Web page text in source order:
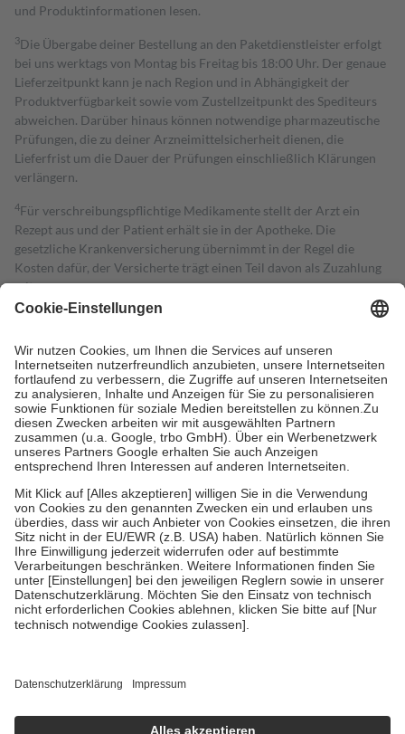
und Produktinformationen lesen.
3Die Übergabe deiner Bestellung an den Paketdienstleister erfolgt
bei uns werktags von Montag bis Freitag bis 18:00 Uhr. Der genaue
Lieferzeitpunkt kann je nach Region und in Abhängigkeit der
Produktverfügbarkeit sowie vom Zustellzeitpunkt des Spediteurs
abweichen. Darüber hinaus können notwendige pharmazeutische
Prüfungen, die zu deiner Arzneimittelsicherheit dienen, die
Lieferfrist um die Dauer der Prüfungen einschließlich Klärungen
verlängern.
4Für verschreibungspflichtige Medikamente stellt der Arzt ein
Rezept aus und der Patient erhält sie in der Apotheke. Die
gesetzliche Krankenversicherung übernimmt in der Regel die
Kosten dafür, der Versicherte trägt einen Teil davon als Zuzahlung
mit.
Grundsätzlich leisten Mitglieder Zuzahlungen in Höhe von zehn
höchstens zehn Euro.
Es sind jedoch nie mehr als die tatsächlichen
Kosten der Leistung zu entrichten.
Diese Regeln gelten grundsätzlich auch für Online-Apotheken.
Bei Heilmitteln und häuslicher Krankenpflege beträgt die
Zuzahlung zehn Prozent der Kosten sowie zehn Euro je
Verordnung.
Um das Engagement der Versicherten für ihre eigene Gesundheit zu
stärken und die besondere Stellung der Familie zu unterstützen,
fallenkeine Zuzahlungenan bei:
• Kindern und Jugendlichen bis zum vollendeten 18. Lebensjahr
mit Ausnahme der Fahrkosten
• Untersuchungen zur Vorsorge und Früherkennung, die von der
GKV getragen werden
• empfohlenen Schutzimpfungen
• Harn- und Blutteststreifen
getroffen, um sicherzustellen, dass es sich um echte Bewertungen
https://help.etrusted.com/hc/de/articles/4419944605341